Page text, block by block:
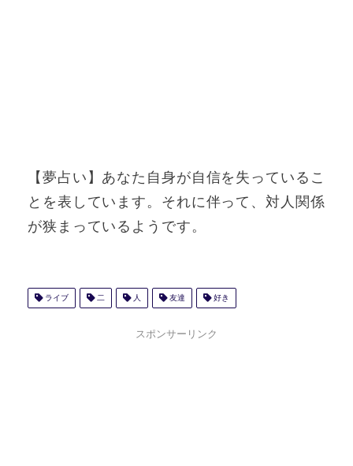
【夢占い】あなた自身が自信を失っているこ
とを表しています。それに伴って、対人関係
が狭まっているようです。
ライブ 二 人 友達 好き
スポンサーリンク